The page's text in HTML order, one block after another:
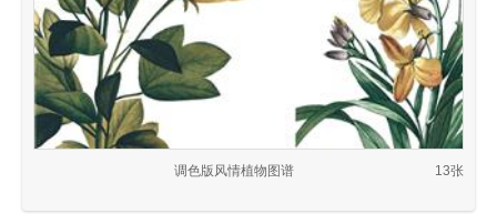
调色版风情植物图谱 13张